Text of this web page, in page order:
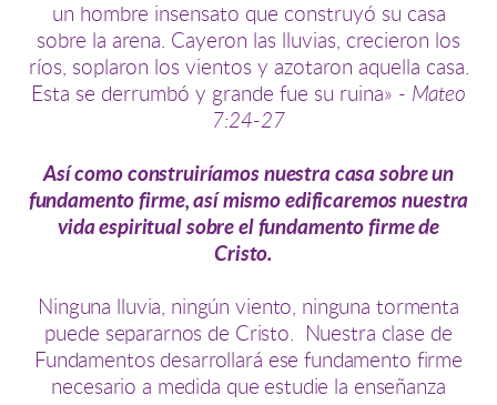
un hombre insensato que construyó su casa
sobre la arena. Cayeron las lluvias, crecieron los
ríos, soplaron los vientos y azotaron aquella casa.
Esta se derrumbó y grande fue su ruina» - Mateo
7:24-27
Así como construiríamos nuestra casa sobre un
fundamento firme, así mismo edificaremos nuestra
vida espiritual sobre el fundamento firme de
Cristo.
Ninguna lluvia, ningún viento, ninguna tormenta
puede separarnos de Cristo. Nuestra clase de
Fundamentos desarrollará ese fundamento firme
necesario a medida que estudie la enseñanza